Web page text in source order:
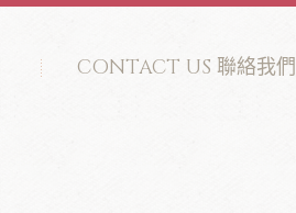
CONTACT US 聯絡我們